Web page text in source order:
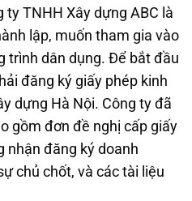
ty TNHH Xây dựng ABC là
lập, muốn tham gia vào
trình dân dụng. Để bắt đầu
đăng ký giấy phép kinh
dựng Hà Nội. Công ty đã
gồm đơn đề nghị cấp giấy
nhận đăng ký doanh
chủ chốt, và các tài liệu